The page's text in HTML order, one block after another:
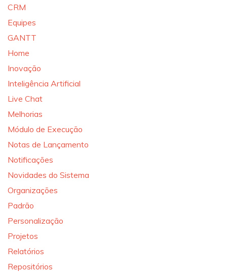
CRM
Equipes
GANTT
Home
Inovação
Inteligência Artificial
Live Chat
Melhorias
Módulo de Execução
Notas de Lançamento
Notificações
Novidades do Sistema
Organizações
Padrão
Personalização
Projetos
Relatórios
Repositórios